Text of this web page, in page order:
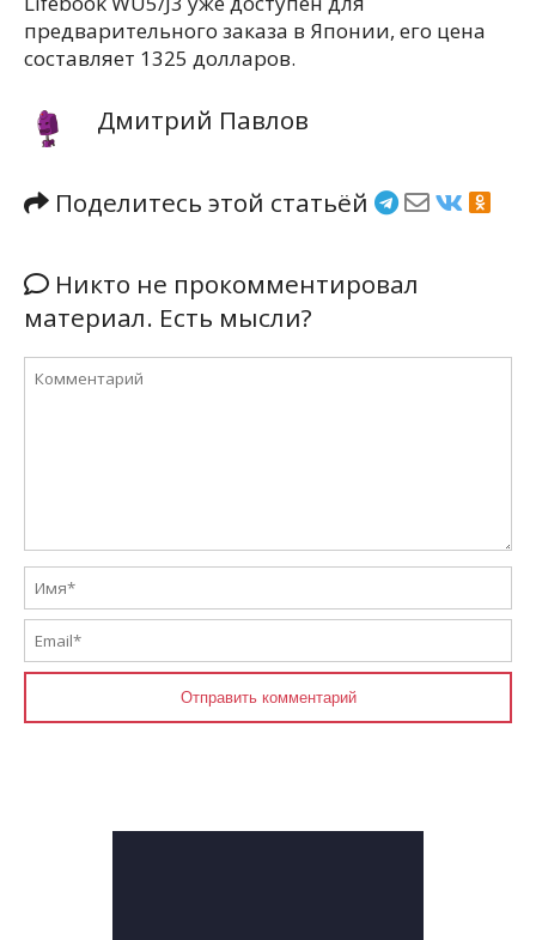
предварительного заказа в Японии, его цена
составляет 1325 долларов.
Дмитрий Павлов
Поделитесь этой статьёй
Никто не прокомментировал
материал. Есть мысли?